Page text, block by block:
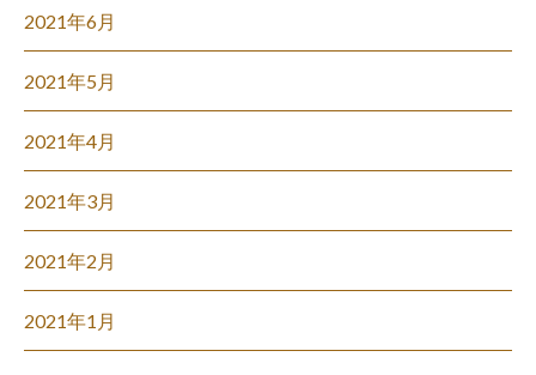
2021年6月
2021年5月
2021年4月
2021年3月
2021年2月
2021年1月